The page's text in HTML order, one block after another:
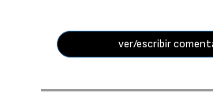
ver/escribir